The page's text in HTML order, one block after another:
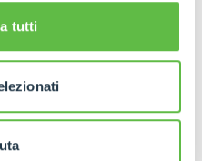
tutti
incluso en
yMultifarmerunen
. Perfectos en
mal estado, permiten